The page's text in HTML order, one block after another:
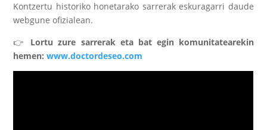
Kontzertu historiko honetarako sarrerak eskuragarri daude
webgune ofizialean.
👉 Lortu zure sarrerak eta bat egin komunitatearekin
hemen:www.doctordeseo.com